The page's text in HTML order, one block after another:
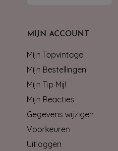
MIJN ACCOUNT
Mijn Topvintage
Mijn Bestellingen
Mijn Tip Mij!
Mijn Reacties
Gegevens wijzigen
Voorkeuren
Uitloggen